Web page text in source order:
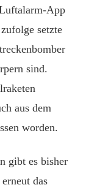
App
setzte
sind.
aus dem
worden.
gibt es bisher
das